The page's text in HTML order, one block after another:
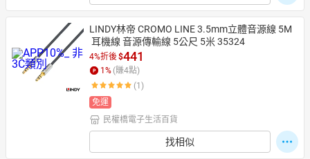
LINDY林帝 CROMO LINE 3.5mm立體音源線 5M
耳機線 音源傳輸線 5公尺 5米 35324
4%折後$441
1 % (賺4點)
(1)
免運
民權橋電子生活百貨
找相似